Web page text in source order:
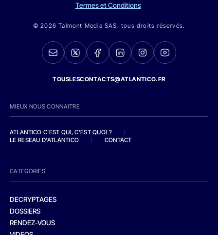
Termes et Conditions
© 2026 Talmont Media SAS. tous droits réservés.
TOUSLESCONTACTS@ATLANTICO.FR
MIEUX NOUS CONNAITRE
ATLANTICO C'EST QUI, C'EST QUOI ?
/
LE RESEAU D'ATLANTICO
/ CONTACT
CATEGORIES
DECRYPTAGES
DOSSIERS
RENDEZ-VOUS